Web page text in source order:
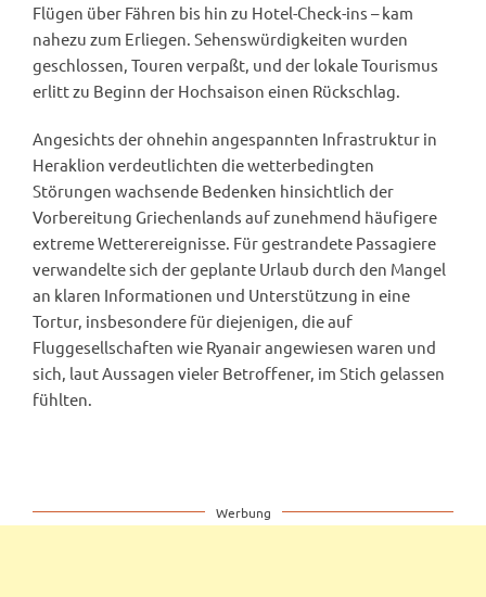
Flügen über Fähren bis hin zu Hotel-Check-ins – kam
nahezu zum Erliegen. Sehenswürdigkeiten wurden
geschlossen, Touren verpaßt, und der lokale Tourismus
erlitt zu Beginn der Hochsaison einen Rückschlag.
Angesichts der ohnehin angespannten Infrastruktur in
Heraklion verdeutlichten die wetterbedingten
Störungen wachsende Bedenken hinsichtlich der
Vorbereitung Griechenlands auf zunehmend häufigere
extreme Wetterereignisse. Für gestrandete Passagiere
verwandelte sich der geplante Urlaub durch den Mangel
an klaren Informationen und Unterstützung in eine
Tortur, insbesondere für diejenigen, die auf
Fluggesellschaften wie Ryanair angewiesen waren und
sich, laut Aussagen vieler Betroffener, im Stich gelassen
fühlten.
Werbung